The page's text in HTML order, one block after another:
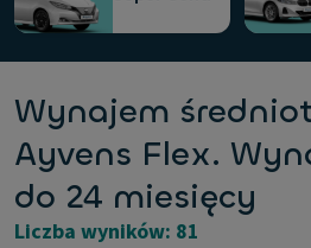
Wynajem
Ayvens Flex.
do 24 miesięcy
Liczba wyników: 81